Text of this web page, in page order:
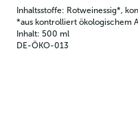
Inhaltsstoffe: Rotweinessig*,
*aus kontrolliert ökologischem
Inhalt: 500 ml
DE-ÖKO-013